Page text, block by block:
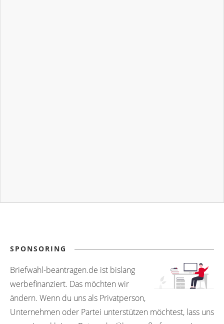
SPONSORING
Briefwahl-beantragen.de ist bislang
werbefinanziert. Das möchten wir
ändern. Wenn du uns als Privatperson,
Unternehmen oder Partei unterstützen möchtest, lass uns